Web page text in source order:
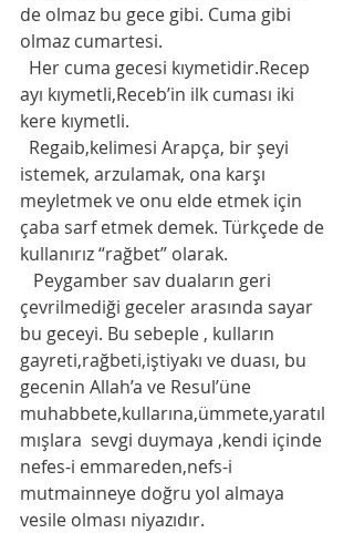
de olmaz bu gece gibi. Cuma gibi
olmaz cumartesi.
ayı kıymetli,Receb’in ilk cuması iki
kere kıymetli.
istemek, arzulamak, ona karşı
meyletmek ve onu elde etmek için
çaba sarf etmek demek. Türkçede de
kullanırız “rağbet” olarak.
çevrilmediği geceler arasında sayar
bu geceyi. Bu sebeple , kulların
gayreti,rağbeti,iştiyakı ve duası, bu
gecenin Allah’a ve Resul’üne
muhabbete,kullarına,ümmete,yaratıl
mışlara  sevgi duymaya ,kendi içinde
nefes-i emmareden,nefs-i
mutmainneye doğru yol almaya
vesile olması niyazıdır.